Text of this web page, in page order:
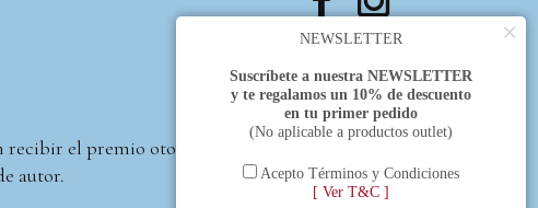
el premio otorgado
autor.
×
NEWSLETTER
Suscríbete a nuestra NEWSLETTER
y te regalamos un 10% de descuento
en tu primer pedido
(No aplicable a productos outlet)
Acepto Términos y Condiciones
[ Ver T&C ]